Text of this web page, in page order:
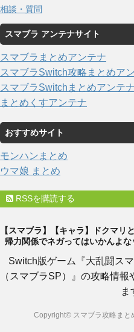
相談・質問
スマブラ アンテナサイト
スマブラまとめアンテナ
スマブラSwitch攻略まとめア
スマブラSwitchまとめアンテナ
まとめくすアンテナ
おすすめサイト
モンハンまとめ
ウマ娘 まとめ
RSSを購読する
【スマブラ】【キャラ】ドクマリ
帰力関係でネガってはいかんよ
Switch版ゲーム『大乱闘ス
（スマブラSP）』の攻略情
ま
Copyright© スマブラ攻略まと